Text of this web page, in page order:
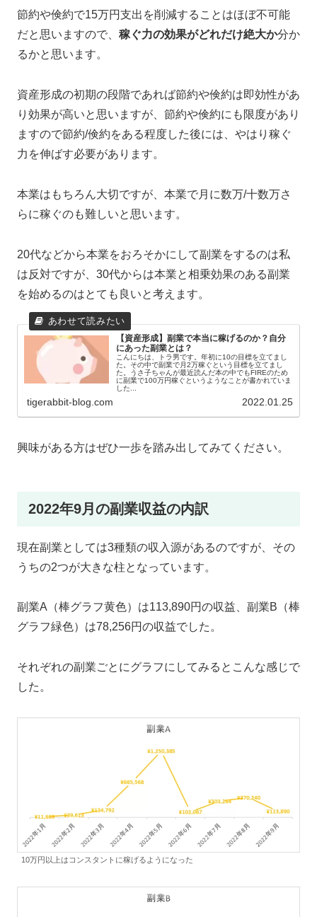
節約や倹約で15万円支出を削減することはほぼ不可能
だと思いますので、 稼ぐ力の効果がどれだけ絶大か分か
るかと思います。
資産形成の初期の段階であれば節約や倹約は即効性があ
り効果が高いと思いますが、節約や倹約にも限度があり
ますので節約/倹約をある程度した後には、やはり稼ぐ
力を伸ばす必要があります。
本業はもちろん大切ですが、本業で月に数万/十数万さ
らに稼ぐのも難しいと思います。
20代などから本業をおろそかにして副業をするのは私
は反対ですが、30代からは本業と相乗効果のある副業
を始めるのはとても良いと考えます。
【資産形成】副業で本当に稼げるのか？自分
にあった副業とは？
こんにちは、トラ男です。年初に10の目標を立てまし
た。その中で副業で月2万稼ぐという目標を立てまし
た。うさ子ちゃんが最近読んだ本の中でもFIREのため
に副業で100万円稼ぐというようなことが書かれていま
した...
tigerabbit-blog.com 2022.01.25
興味がある方はぜひ一歩を踏み出してみてください。
2022年9月の副業収益の内訳
現在副業としては3種類の収入源があるのですが、その
うちの2つが大きな柱となっています。
副業A（棒グラフ黄色）は113,890円の収益、副業B（棒
グラフ緑色）は78,256円の収益でした。
それぞれの副業ごとにグラフにしてみるとこんな感じで
した。
10万円以上はコンスタントに稼げるようになった